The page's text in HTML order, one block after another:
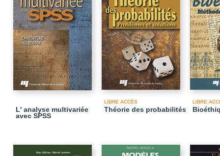
L' analyse multivariée
avec SPSS
LIBRE ACCÈS
Théorie des probabilités
LIBRE